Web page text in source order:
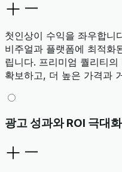
첫인상이 수익을 좌우합니
비주얼과 플랫폼에 최적화
립니다. 프리미엄 퀄리티
확보하고, 더 높은 가격과
광고 성과와 ROI 극대화